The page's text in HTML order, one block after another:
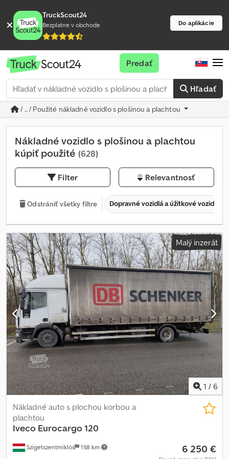
TruckScout24
Bezplatne v obchode Do aplikácie
Hľadať
Predať
/ ... / Použité nákladné vozidlo s plošinou a plachtou
Nákladné vozidlo s plošinou a plachtou
kúpiť použité (628)
Filter Relevantnosť
Odstrániť všetky filtre Dopravné vozidlá a úžitkové vozidlá
Malý inzerát
1 / 6
Szigetszentmiklós 158 km
Nákladné auto s plochou korbou a
plachtou
Iveco Eurocargo 120
6 250 €